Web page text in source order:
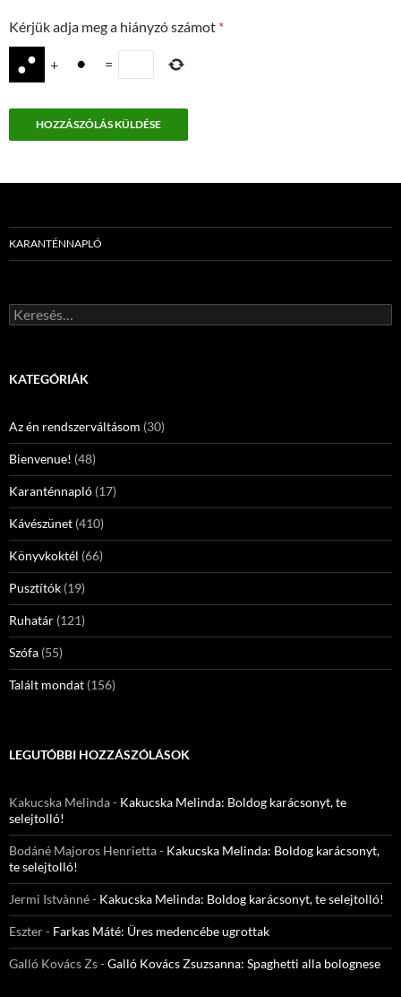
Kérjük adja meg a hiányzó számot *
+ =
KARANTÉNNAPLÓ
Keresés:
KATEGÓRIÁK
Az én rendszerváltásom (30)
Bienvenue! (48)
Karanténnapló (17)
Kávészünet (410)
Könyvkoktél (66)
Pusztítók (19)
Ruhatár (121)
Szófa (55)
Talált mondat (156)
LEGUTÓBBI HOZZÁSZÓLÁSOK
Kakucska Melinda- Kakucska Melinda: Boldog karácsonyt, te
selejtolló!
Bodáné Majoros Henrietta- Kakucska Melinda: Boldog karácsonyt,
te selejtolló!
Jermi Istvànné- Kakucska Melinda: Boldog karácsonyt, te selejtolló!
Eszter- Farkas Máté: Üres medencébe ugrottak
Galló Kovács Zs-Galló Kovács Zsuzsanna: Spaghetti alla bolognese